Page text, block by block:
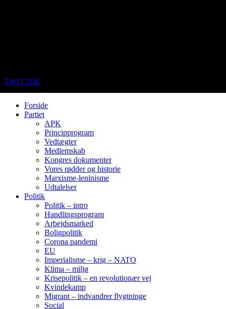
TWITTER
Forside
Partiet
APK
Principprogram
Vedtægter
Medlemskab
Kongres dokumenter
Vores rødder og historie
Marxisme-leninisme
Udtalelser
Politik
Politik – intro
Handlingsprogram
Arbejdsmarked
Boligpolitik
Corona pandemi
EU
Imperialisme – krig – NATO
Klima – miljø
Krisepolitik – en revolutionær vej
Kvindekamp
Migrant – indvandrer flygtninge
Social